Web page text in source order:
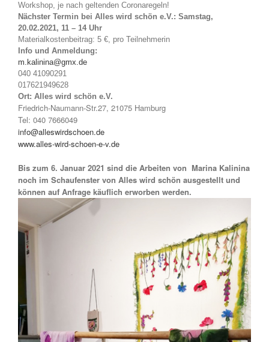
Workshop, je nach geltenden Coronaregeln!
Nächster Termin bei Alles wird schön e.V.: Samstag,
20.02.2021, 11 – 14 Uhr
Materialkostenbeitrag: 5 €, pro Teilnehmerin
Info und Anmeldung:
m.kalinina@gmx.de
040 41090291
017621949628
Ort: Alles wird schön e.V.
Friedrich-Naumann-Str.27, 21075 Hamburg
Tel: 040 7666049
info@alleswirdschoen.de
www.alles-wird-schoen-e-v.de
Bis zum 6. Januar 2021 sind die Arbeiten von Marina Kalinina
noch im Schaufenster von Alles wird schön ausgestellt und
können auf Anfrage käuflich erworben werden.